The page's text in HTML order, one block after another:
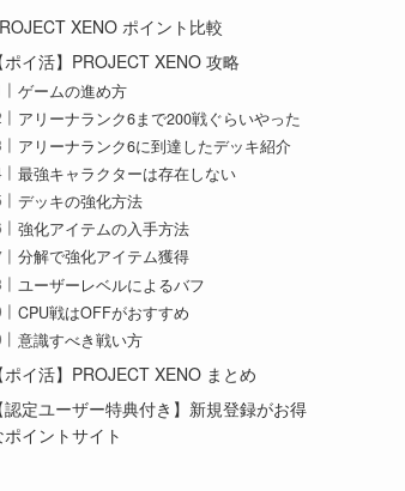
XENO ポイント比較
ポイ活】PROJECT XENO 攻略
ゲームの進め方
アリーナランク6まで200戦ぐらいやった
アリーナランク6に到達したデッキ紹介
最強キャラクターは存在しない
デッキの強化方法
強化アイテムの入手方法
分解で強化アイテム獲得
ユーザーレベルによるバフ
CPU戦はOFFがおすすめ
意識すべき戦い方
ポイ活】PROJECT XENO まとめ
認定ユーザー特典付き】新規登録がお得
ポイントサイト